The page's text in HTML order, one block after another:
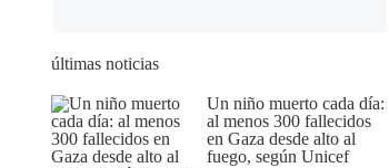
últimas noticias
Un niño muerto cada día:
al menos 300 fallecidos
en Gaza desde alto al
fuego, según Unicef